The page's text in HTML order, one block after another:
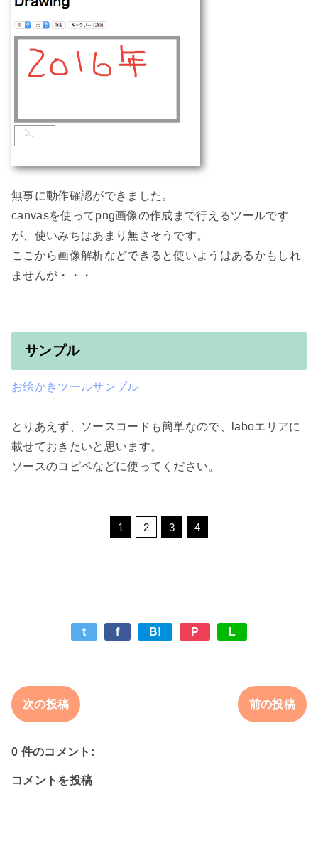
無事に動作確認ができました。
canvasを使ってpng画像の作成まで行えるツールです
が、使いみちはあまり無さそうです。
ここから画像解析などできると使いようはあるかもしれ
ませんが・・・
サンプル
お絵かきツールサンプル
とりあえず、ソースコードも簡単なので、laboエリアに
載せておきたいと思います。
ソースのコピペなどに使ってください。
t f B! P L
次の投稿 前の投稿
0 件のコメント:
コメントを投稿